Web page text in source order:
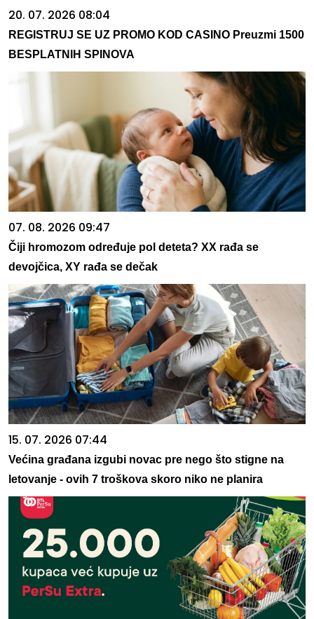
20. 07. 2026 08:04
REGISTRUJ SE UZ PROMO KOD CASINO Preuzmi 1500
BESPLATNIH SPINOVA
07. 08. 2026 09:47
Čiji hromozom određuje pol deteta? XX rađa se
devojčica, XY rađa se dečak
15. 07. 2026 07:44
Većina građana izgubi novac pre nego što stigne na
letovanje - ovih 7 troškova skoro niko ne planira